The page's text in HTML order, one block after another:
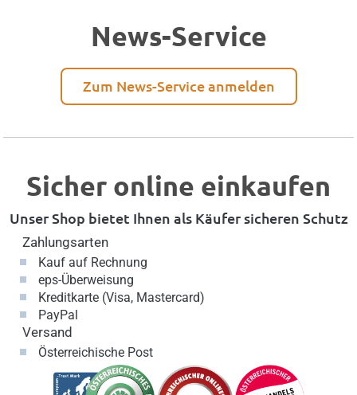
News-Service
Zum News-Service anmelden
Sicher online einkaufen
Unser Shop bietet Ihnen als Käufer sicheren Schutz
Zahlungsarten
Kauf auf Rechnung
eps-Überweisung
Kreditkarte (Visa, Mastercard)
PayPal
Versand
Österreichische Post